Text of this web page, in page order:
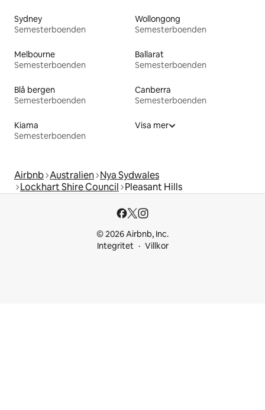
Sydney
Semesterboenden
Wollongong
Semesterboenden
Melbourne
Semesterboenden
Ballarat
Semesterboenden
Blå bergen
Semesterboenden
Canberra
Semesterboenden
Kiama
Semesterboenden
Visa mer
Airbnb Australien Nya Sydwales
Lockhart Shire Council Pleasant Hills
© 2026 Airbnb, Inc.
Integritet
Villkor